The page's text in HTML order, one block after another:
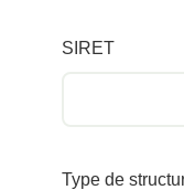
SIRET
Type de